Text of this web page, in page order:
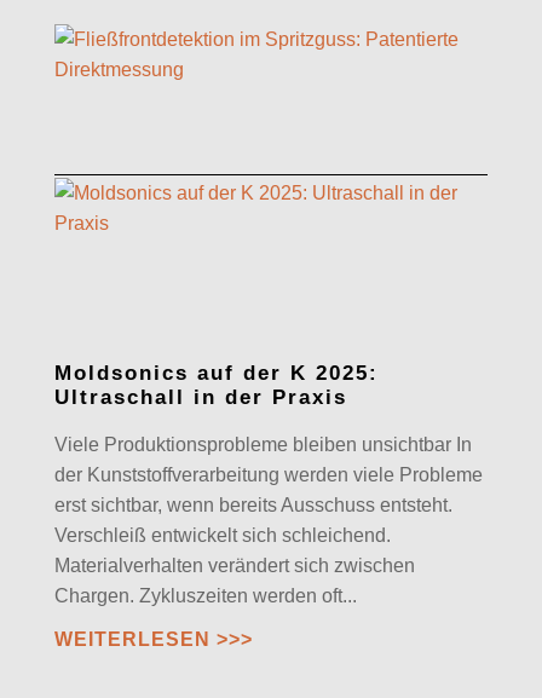
Moldsonics auf der K 2025:
Ultraschall in der Praxis
Viele Produktionsprobleme bleiben unsichtbar In
der Kunststoffverarbeitung werden viele Probleme
erst sichtbar, wenn bereits Ausschuss entsteht.
Verschleiß entwickelt sich schleichend.
Materialverhalten verändert sich zwischen
Chargen. Zykluszeiten werden oft...
WEITERLESEN >>>